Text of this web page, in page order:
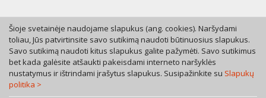
Tel. +370 46 246630
Mob. +370 616 53055
A. Rotundo g. 5, LT-01400 Vilnius
Šioje svetainėje naudojame slapukus (ang. cookies). Naršydami
toliau, Jūs patvirtinsite savo sutikimą naudoti būtinuosius slapukus.
Savo sutikimą naudoti kitus slapukus galite pažymėti. Savo sutikimus
bet kada galėsite atšaukti pakeisdami interneto naršyklės
nustatymus ir ištrindami įrašytus slapukus. Susipažinkite su Slapukų
politika >